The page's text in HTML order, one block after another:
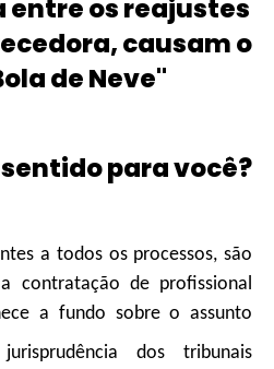
entre os reajustes
causam o
de Neve"
para você?
a todos os processos, são
contratação de profissional
a fundo sobre o assunto
jurisprudência dos tribunais